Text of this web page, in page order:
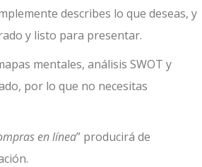
describes lo que deseas, y
y listo para presentar.
mentales, análisis SWOT y
por lo que no necesitas
en línea” producirá de